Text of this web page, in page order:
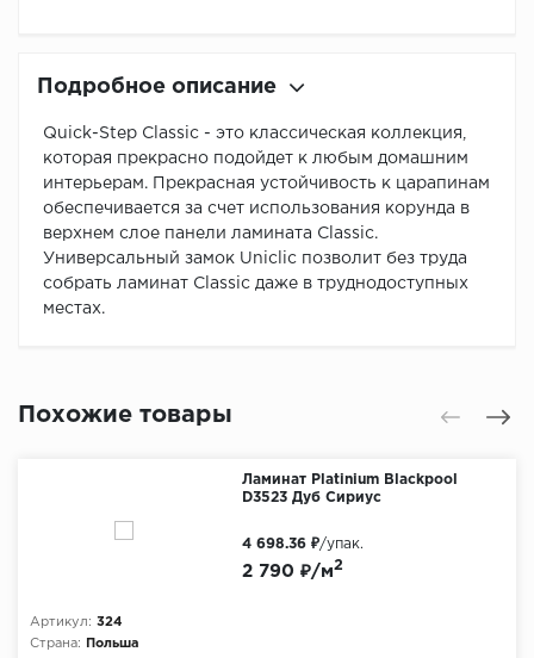
Подробное описание
Quick-Step Classic - это классическая коллекция,
которая прекрасно подойдет к любым домашним
интерьерам. Прекрасная устойчивость к царапинам
обеспечивается за счет использования корунда в
верхнем слое панели ламината Classic.
Универсальный замок Uniclic позволит без труда
собрать ламинат Classic даже в труднодоступных
местах.
Похожие товары
Ламинат Platinium Blackpool
D3523 Дуб Сириус
Артикул: 324
Страна:
Польша
2 790 ₽/м2
4 698.36 ₽/упак.